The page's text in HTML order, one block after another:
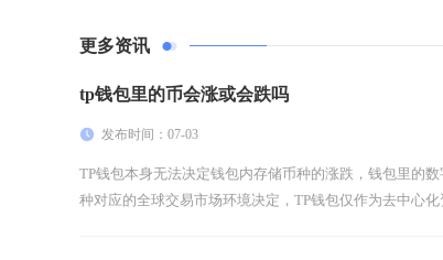
更多资讯
tp钱包里的币会涨或会跌吗
发布时间：07-03
TP钱包本身无法决定钱包内存储币种的涨跌，钱包里的
种对应的全球交易市场环境决定，TP钱包仅作为去中心化